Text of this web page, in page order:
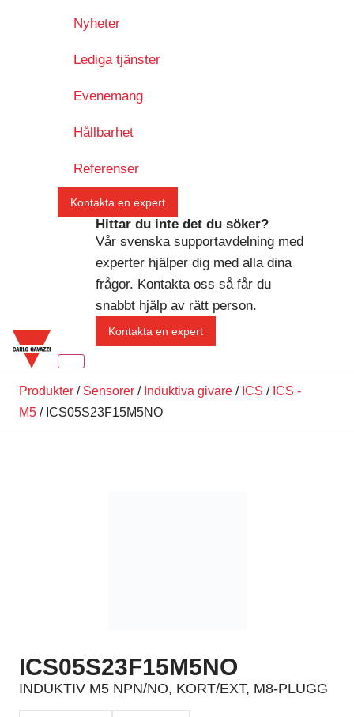
Nyheter
Lediga tjänster
Evenemang
Hållbarhet
Referenser
Kontakta en expert
Hittar du inte det du söker?
Vår svenska supportavdelning med
experter hjälper dig med alla dina
frågor. Kontakta oss så får du
snabbt hjälp av rätt person.
Kontakta en expert
Produkter / Sensorer / Induktiva givare / ICS / ICS -
M5 / ICS05S23F15M5NO
ICS05S23F15M5NO
INDUKTIV M5 NPN/NO, KORT/EXT, M8-PLUGG